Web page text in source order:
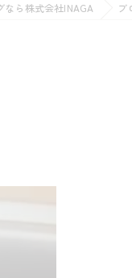
ら株式会社INAGA ブ